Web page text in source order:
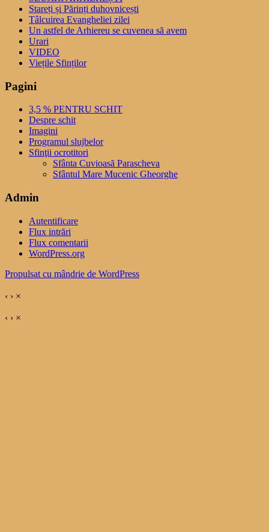
Stareți și Părinți duhovnicești
Tâlcuirea Evangheliei zilei
Un astfel de Arhiereu se cuvenea să avem
Urari
VIDEO
Viețile Sfinților
Pagini
3,5 % PENTRU SCHIT
Despre schit
Imagini
Programul slujbelor
Sfinţii ocrotitori
Sfânta Cuvioasă Parascheva
Sfântul Mare Mucenic Gheorghe
Admin
Autentificare
Flux intrări
Flux comentarii
WordPress.org
Propulsat cu mândrie de WordPress
‹ › ×
‹ › ×